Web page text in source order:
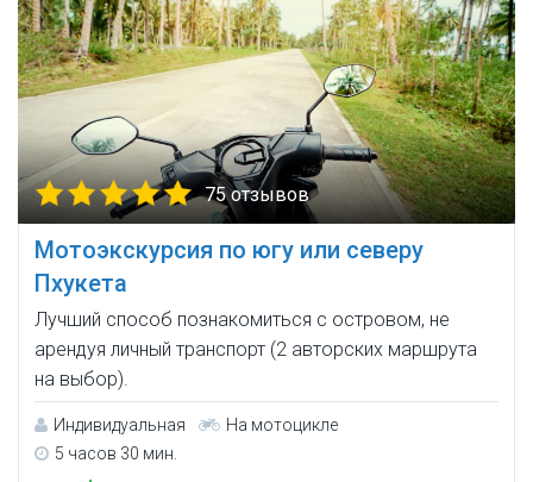
75 отзывов
Мотоэкскурсия по югу или северу
Пхукета
Лучший способ познакомиться с островом, не
арендуя личный транспорт (2 авторских маршрута
на выбор).
Индивидуальная
На мотоцикле
5 часов 30 мин.